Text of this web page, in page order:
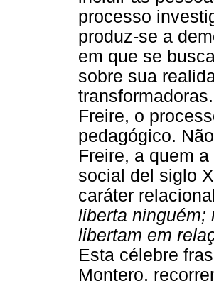
processo
produz-se a
em que se
sobre sua
Freire, o
pedagógico.
Freire, a quem
social del siglo
caráter
liberta ninguém;
libertam em
Esta célebre
Montero,